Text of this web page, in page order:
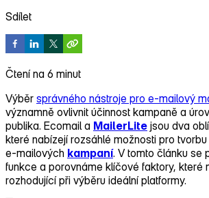
Sdílet
Čtení na 6 minut
Výběr správného nástroje pro e‑mailový
významně ovlivnit účinnost kampaně a
publika. Ecomail a MailerLite jsou dva
které nabízejí rozsáhlé možnosti pro
e‑mailových kampaní. V tomto článku se
funkce a porovnáme klíčové faktory, které
rozhodující při výběru ideální platformy.